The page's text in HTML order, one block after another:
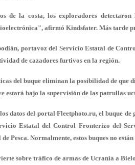
de la costa, los exploradores
afirmó Kindsfater. Más tarde
portavoz del Servicio Estatal de
de cazadores furtivos en la región.
del buque eliminan la posibilidad de que
estará bajo la supervisión de las patrullas
datos del portal Fleetphoto.ru, el buque
Estatal del Control Fronterizo del
Pesca. Normalmente, estos buques no
sobre tráfico de armas de Ucrania a